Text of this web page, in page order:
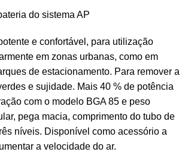
do sistema AP
e confortável, para utilização
em zonas urbanas, como em
de estacionamento. Para remover a
e sujidade. Mais 40 % de potência
com o modelo BGA 85 e peso
pega macia, comprimento do tubo de
níveis. Disponível como acessório a
a velocidade do ar.